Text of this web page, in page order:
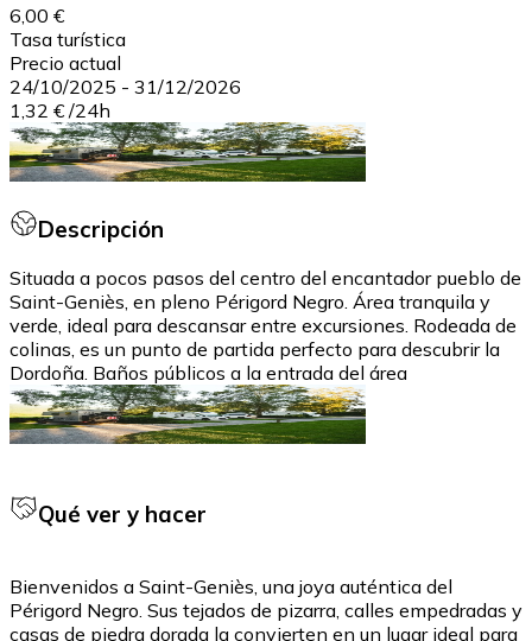
6,00 €
Tasa turística
Precio actual
24/10/2025 - 31/12/2026
1,32 € /24h
Descripción
Situada a pocos pasos del centro del encantador pueblo de
Saint-Geniès, en pleno Périgord Negro. Área tranquila y
verde, ideal para descansar entre excursiones. Rodeada de
colinas, es un punto de partida perfecto para descubrir la
Dordoña. Baños públicos a la entrada del área
Qué ver y hacer
Bienvenidos a Saint-Geniès, una joya auténtica del
Périgord Negro. Sus tejados de pizarra, calles empedradas y
casas de piedra dorada la convierten en un lugar ideal para